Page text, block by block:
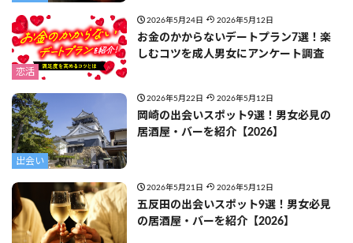
恋活
2026年5月24日 2026年5月12日
お金のかからないデートプラン7選！楽
しむコツを成人男女にアンケート調査
出会い
2026年5月22日 2026年5月12日
岡崎の出会いスポット9選！男女必見の
居酒屋・バーを紹介【2026】
2026年5月21日 2026年5月12日
五反田の出会いスポット9選！男女必見
の居酒屋・バーを紹介【2026】